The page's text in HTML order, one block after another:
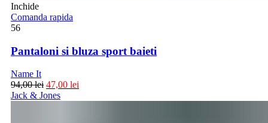
Inchide
Comanda rapida
56
Pantaloni si bluza sport baieti
Name It
94,00lei 47,00 lei
Jack & Jones